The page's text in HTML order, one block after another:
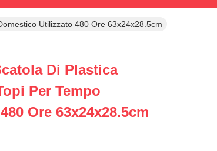
Utilizzato 480 Ore 63x24x28.5cm
Di Plastica
Per Tempo
Ore 63x24x28.5cm